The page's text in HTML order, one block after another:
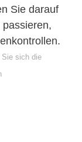
Sie darauf
Sie sich die